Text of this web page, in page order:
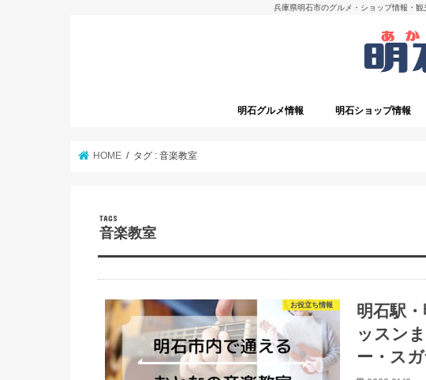
兵庫県明石市のグルメ・ショップ情報・
明石グルメ情報 明石ショップ情報
HOME タグ : 音楽教室
音楽教室
お役立ち情報
明石駅
ッスン
ー・スガ